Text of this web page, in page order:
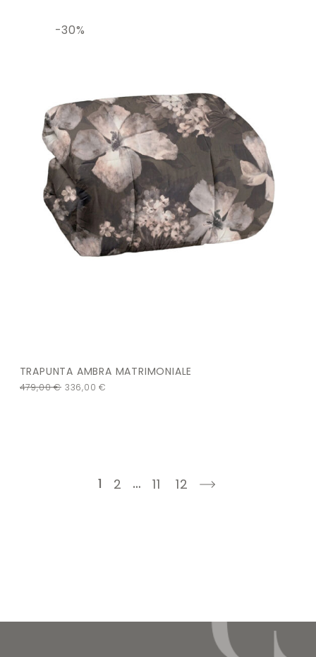
TRAPUNTA AMBRA MATRIMONIALE
479,00€ 336,00€
-30%
1 2 … 11 12 next